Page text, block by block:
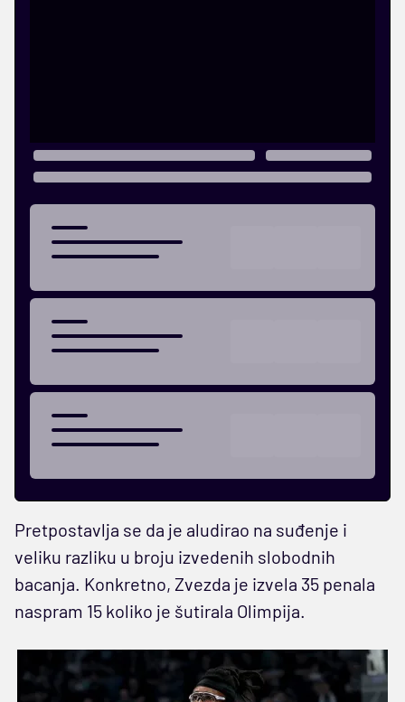
Pretpostavlja se da je aludirao na suđenje i
veliku razliku u broju izvedenih slobodnih
bacanja. Konkretno, Zvezda je izvela 35 penala
naspram 15 koliko je šutirala Olimpija.